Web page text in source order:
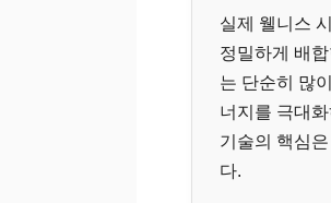
실제 웰니스
정밀하게 배
는 단순히 많
너지를 극대
기술의 핵심
다.